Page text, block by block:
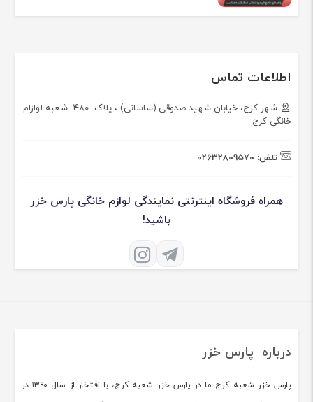
اطلاعات تماس
شهر کرج، خیابان شهید صدوقی (ساسانی) ، پلاک -۴۸۰- شعبه لوازام
خانگی کرج
تلفن: 02632809570
همراه فروشگاه اینترنتی نمایندگی لوازم خانگی پارس خزر
باشید!
درباره پارس خزر
پارس خزر شعبه کرج ما در پارس خزر شعبه کرج، با افتخار از سال ۱۳۹۰ در